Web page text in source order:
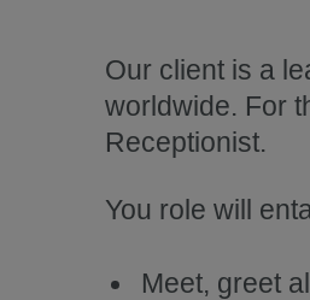
Our client is a
worldwide. For
Receptionist.
You role will
Meet, greet